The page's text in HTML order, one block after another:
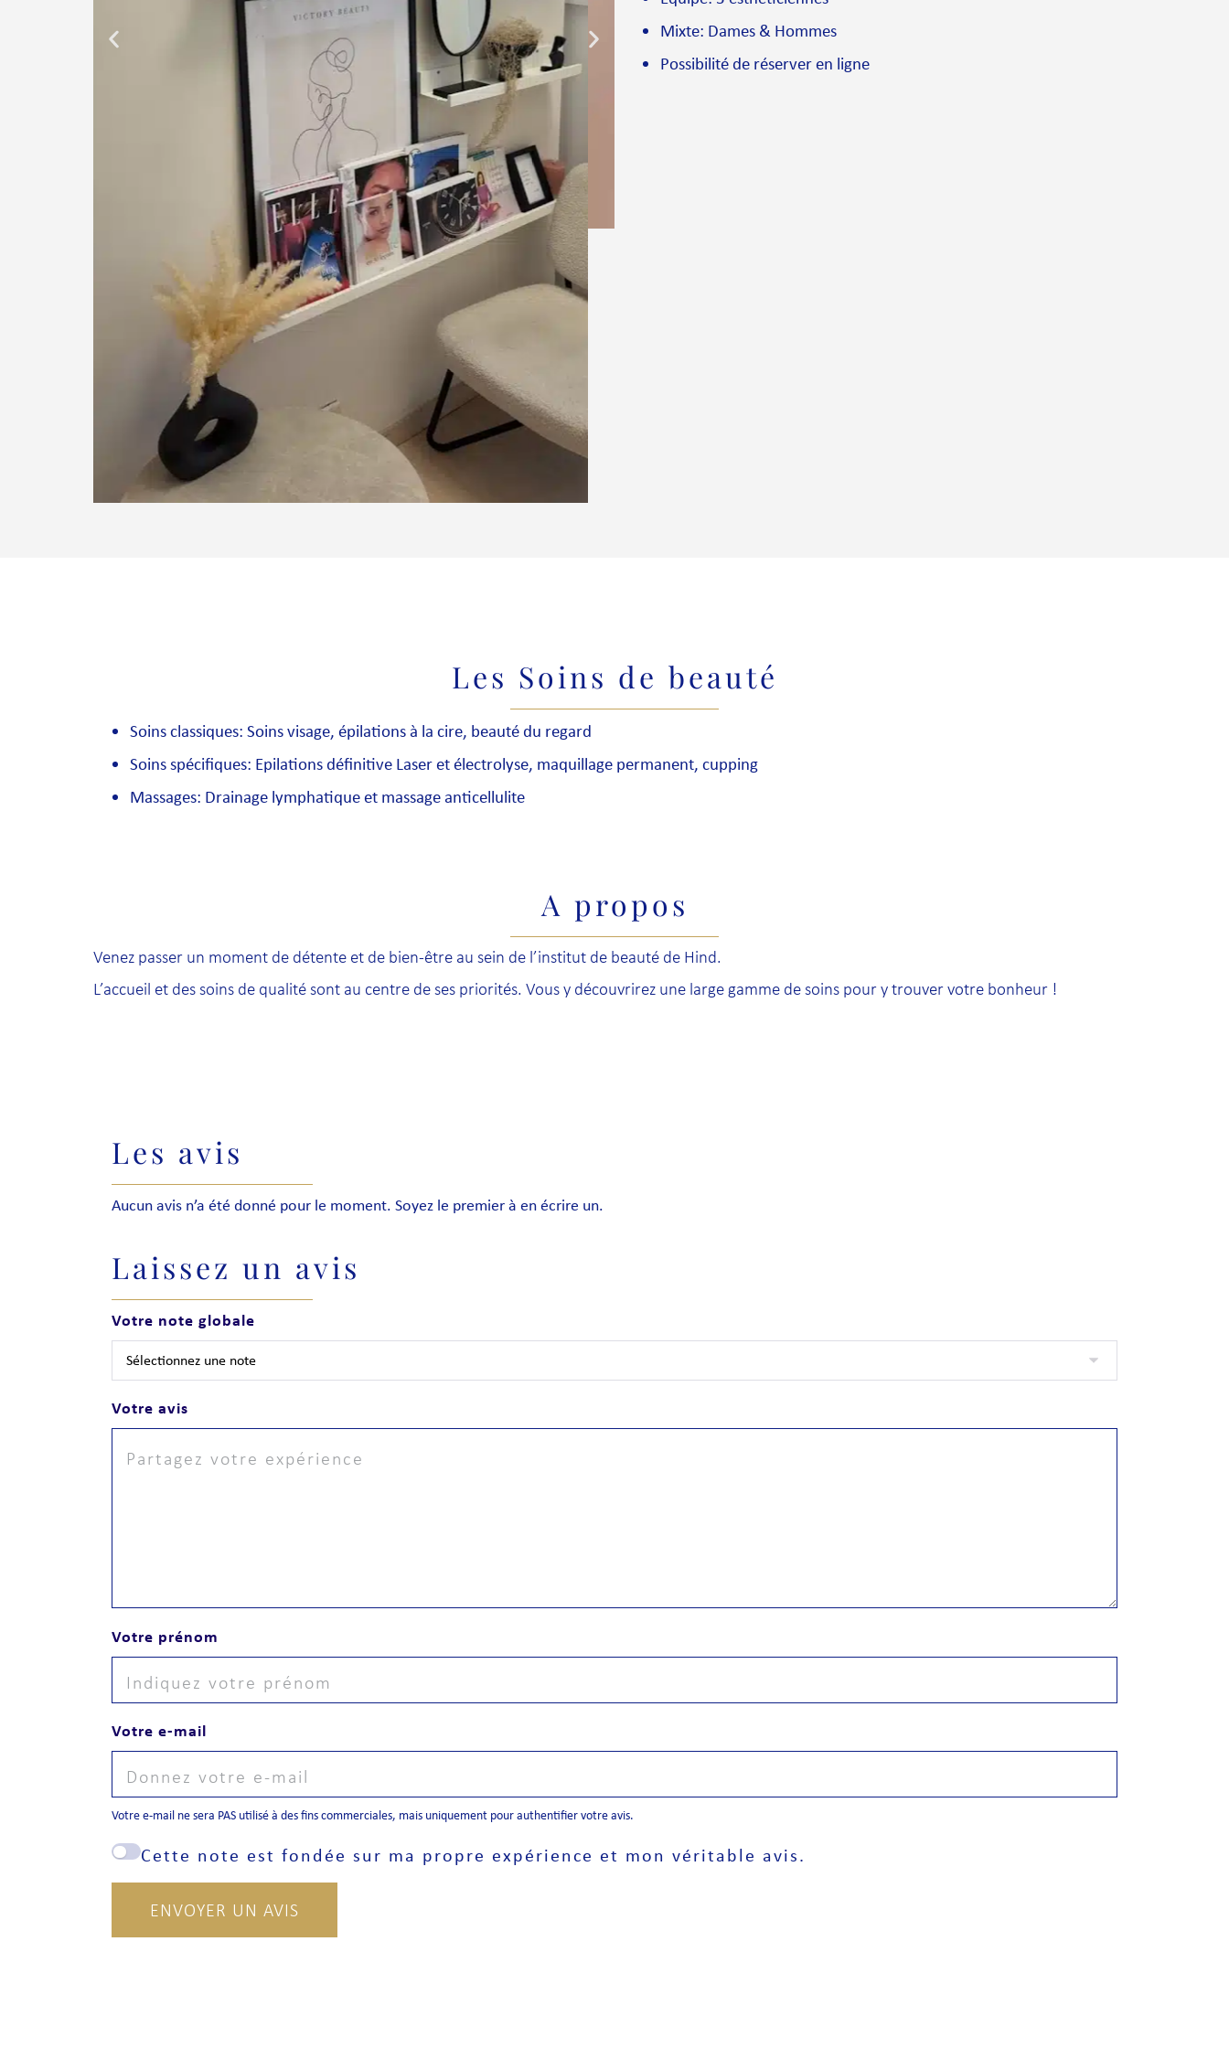
Mixte: Dames & Hommes
Possibilité de réserver en ligne
Les Soins de beauté
Soins classiques: Soins visage, épilations à la cire, beauté du regard
Soins spécifiques: Epilations définitive Laser et électrolyse, maquillage permanent, cupping
Massages: Drainage lymphatique et massage anticellulite
A propos
Venez passer un moment de détente et de bien-être au sein de l’institut de beauté de Hind.
L’accueil et des soins de qualité sont au centre de ses priorités. Vous y découvrirez une large gamme de soins pour y trouver votre bonheur !
Les avis
Aucun avis n’a été donné pour le moment. Soyez le premier à en écrire un.
Laissez un avis
Votre note globale
Votre avis
Votre prénom
Votre e-mail
Votre e-mail ne sera PAS utilisé à des fins commerciales, mais uniquement pour authentifier votre avis.
Cette note est fondée sur ma propre expérience et mon véritable avis.
ENVOYER UN AVIS